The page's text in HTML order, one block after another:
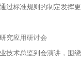
标准规则的制定发挥
究应用研讨会
技术总监到会演讲，围